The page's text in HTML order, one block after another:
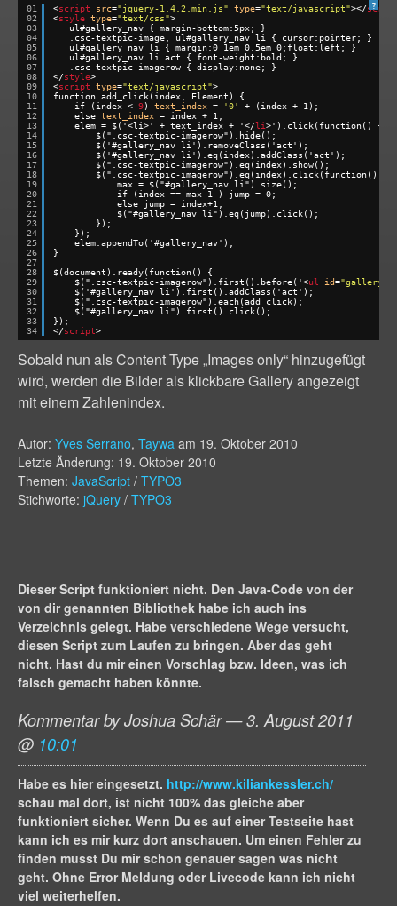
?
01
02
03
04
05
06
07
08
09
10
11
12
13
14
15
16
17
18
19
20
21
22
23
24
25
26
27
28
29
30
31
32
33
34
<script src="jquery-1.4.2.min.js" type="text/javascript"></
<style type="text/css">
ul#gallery_nav { margin-bottom:5px; }
.csc-textpic-image, ul#gallery_nav li { cursor:pointer; }
ul#gallery_nav li { margin:0 1em 0.5em 0;float:left; }
ul#gallery_nav li.act { font-weight:bold; }
.csc-textpic-imagerow { display:none; }
</style>
<script type="text/javascript">
function add_click(index, Element) {
if (index < 9) text_index = '0'
+ (index + 1);
else text_index = index + 1;
elem = $('<li>' + text_index + '</li>').click(function() {
$(".csc-textpic-imagerow").hide();
$('#gallery_nav li').removeClass('act');
$('#gallery_nav li').eq(index).addClass('act');
$(".csc-textpic-imagerow").eq(index).show();
$(".csc-textpic-imagerow").eq(index).click(function() {
max = $("#gallery_nav li").size();
if (index == max-1 ) jump = 0;
else jump = index+1;
$("#gallery_nav li").eq(jump).click();
});
});
elem.appendTo('#gallery_nav');
}
$(document).ready(function() {
$(".csc-textpic-imagerow").first().before('<ul id=
$('#gallery_nav li').first().addClass('act');
$(".csc-textpic-imagerow").each(add_click);
$("#gallery_nav li").first().click();
});
</script>
Sobald nun als Content Type „Images only“ hinzugefügt
wird, werden die Bilder als klickbare Gallery angezeigt
mit einem Zahlenindex.
Autor: Yves Serrano, Taywa am 19. Oktober 2010
Letzte Änderung: 19. Oktober 2010
Themen: JavaScript / TYPO3
Stichworte: jQuery / TYPO3
Dieser Script funktioniert nicht. Den Java-Code von der
von dir genannten Bibliothek habe ich auch ins
Verzeichnis gelegt. Habe verschiedene Wege versucht,
diesen Script zum Laufen zu bringen. Aber das geht
nicht. Hast du mir einen Vorschlag bzw. Ideen, was ich
falsch gemacht haben könnte.
Kommentar by Joshua Schär — 3. August 2011
@ 10:01
Habe es hier eingesetzt. http://www.kiliankessler.ch/
schau mal dort, ist nicht 100% das gleiche aber
funktioniert sicher. Wenn Du es auf einer Testseite hast
kann ich es mir kurz dort anschauen. Um einen Fehler zu
finden musst Du mir schon genauer sagen was nicht
geht. Ohne Error Meldung oder Livecode kann ich nicht
viel weiterhelfen.